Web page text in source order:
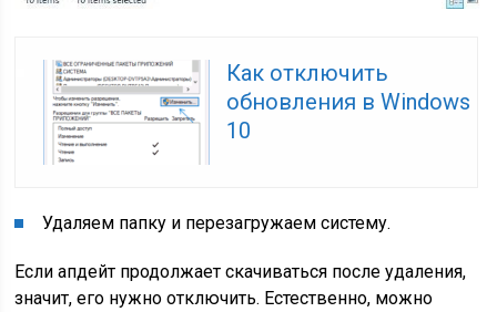
Как отключить
обновления в Windows
10
Удаляем папку и перезагружаем систему.
Если апдейт продолжает скачиваться после удаления,
значит, его нужно отключить. Естественно, можно